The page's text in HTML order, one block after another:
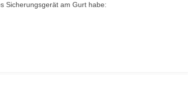
Sicherungsgerät am Gurt habe: